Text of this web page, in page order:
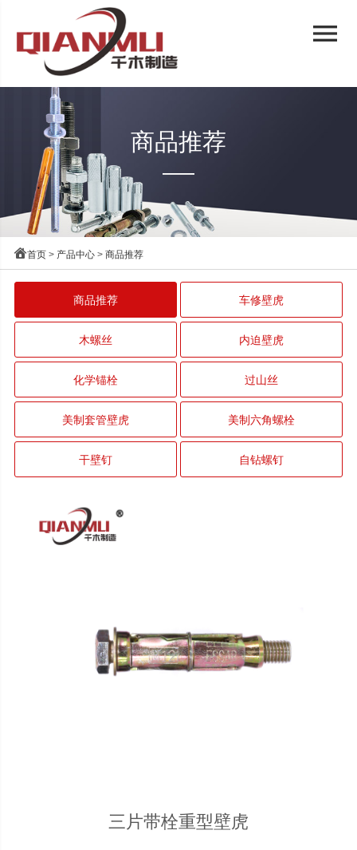
menu
商品推荐
首页> 产品中心> 商品推荐
商品推荐 车修壁虎
木螺丝 内迫壁虎
化学锚栓 过山丝
美制套管壁虎 美制六角螺栓
干壁钉 自钻螺钉
三片带栓重型壁虎